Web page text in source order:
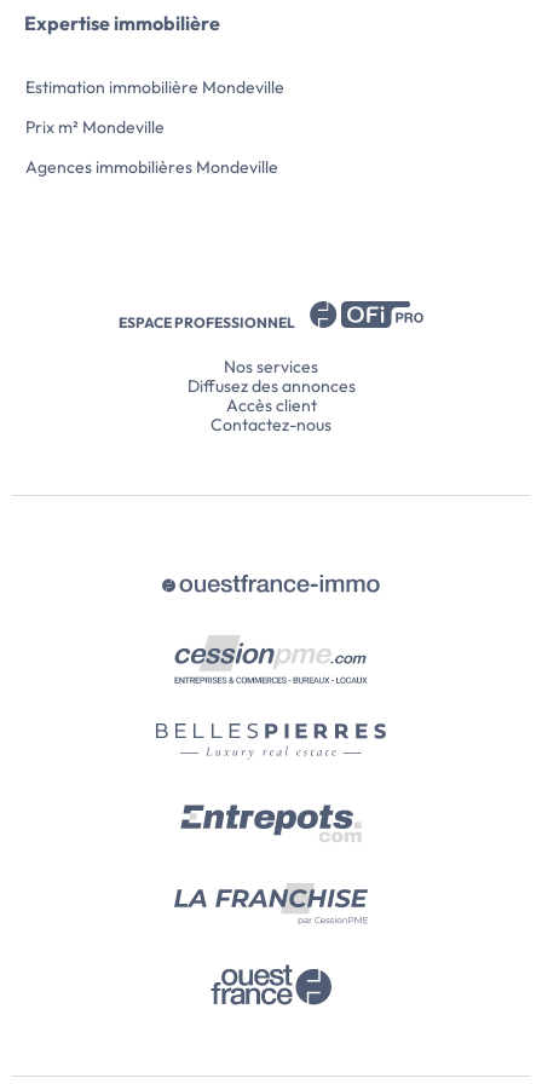
potentiel d'aménagement
complémentaire.
d'une […] Voir l’annonce immobilière >>
Expertise immobilière
Estimation immobilière Mondeville
Prix m² Mondeville
Agences immobilières Mondeville
ESPACE PROFESSIONNEL
Nos services
Diffusez des annonces
Accès client
Contactez-nous